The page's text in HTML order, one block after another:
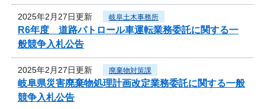
2025年2月27日更新 岐阜土木事務所
R6年度 道路パトロール車運転業務委託に関する一
般競争入札公告
2025年2月27日更新 廃棄物対策課
岐阜県災害廃棄物処理計画改定業務委託に関する一般
競争入札公告